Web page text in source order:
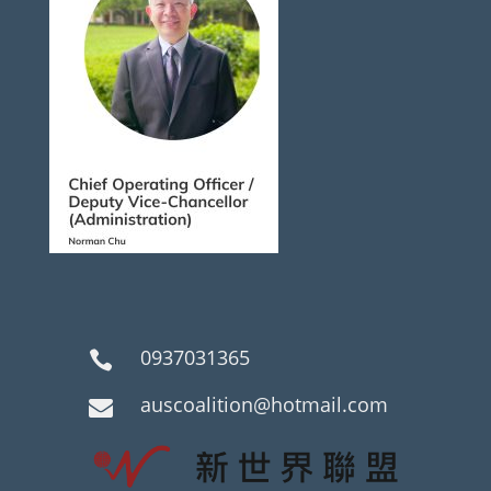
 0937031365
 auscoalition@hotmail.com